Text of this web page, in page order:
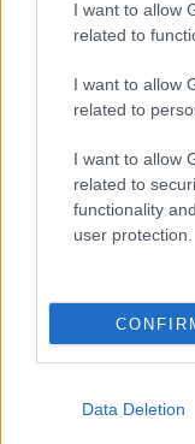
I want to allow
related to
I want to allow
related to
I want to allow
related to
functionality
user protection.
Data Deletion
Felicium•2019.
2020-ban kerek
legrégebbi rock-
30 éves
rögtön 40 zenekart